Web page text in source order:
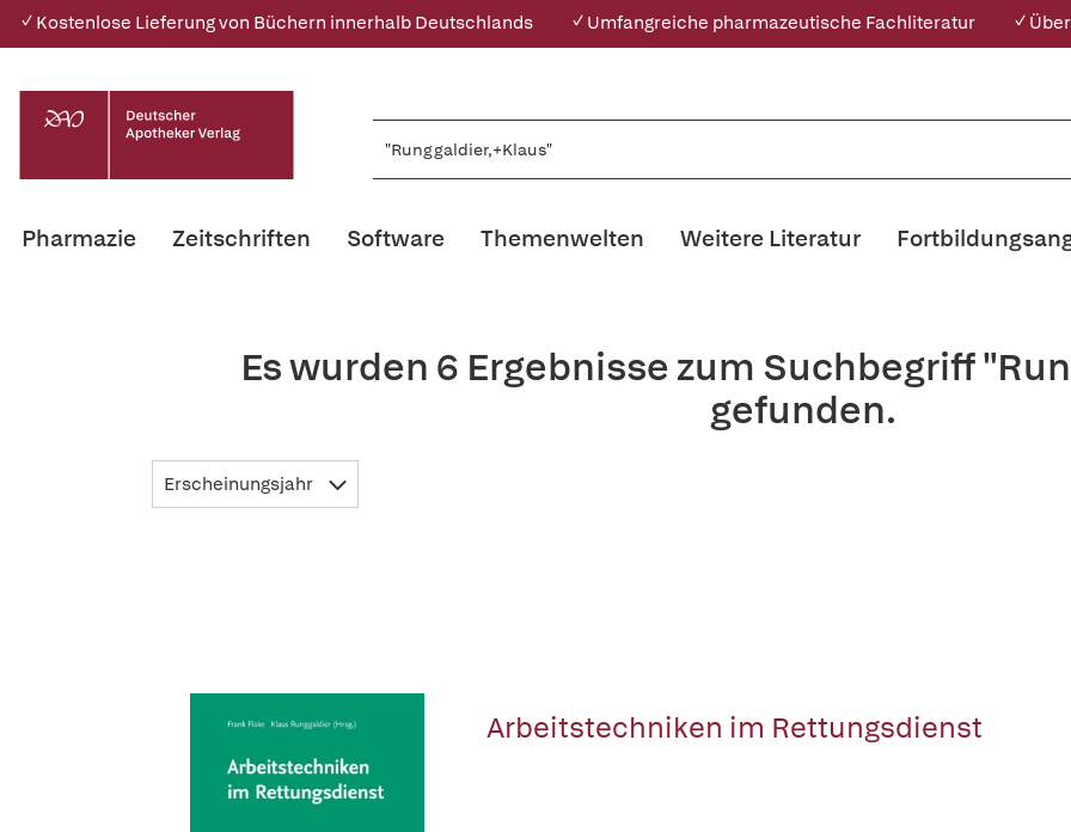
✓ Kostenlose Lieferung von Büchern innerhalb Deutschlands ✓ Umfangreiche pharmazeutische Fachliteratur ✓
Pharmazie Zeitschriften Software Themenwelten Weitere Literatur
Es wurden 6 Ergebnisse zum Suchbegriff
gefunden.
Erscheinungsjahr
Arbeitstechniken im Rettungsdienst